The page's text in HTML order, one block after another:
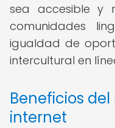
sea accesible y
comunidades
igualdad de
intercultural en
Beneficios
internet